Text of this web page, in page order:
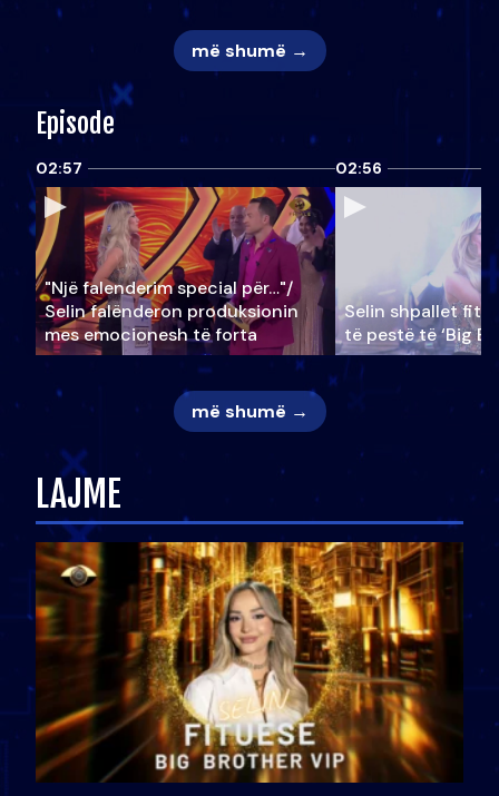
më shumë →
Episode
02:57
"Një falenderim special për…"/
Selin falënderon produksionin
mes emocionesh të forta
02:56
Selin shpallet
të pestë të ‘Big
më shumë →
LAJME